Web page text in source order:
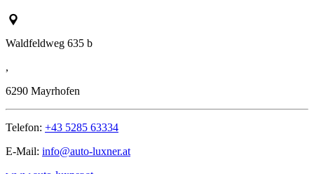
Waldfeldweg 635 b
,
6290 Mayrhofen
Telefon: +43 5285 63334
E-Mail: info@auto-luxner.at